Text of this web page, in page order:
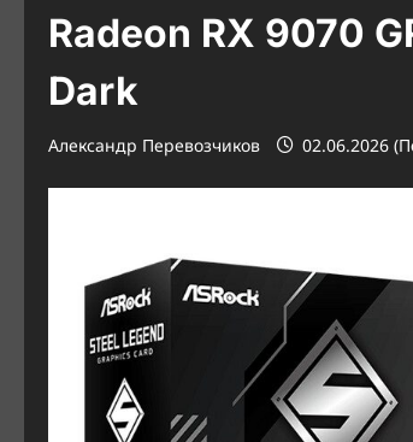
Radeon RX 9070
Dark
Александр Перевозчиков 02.06.2026